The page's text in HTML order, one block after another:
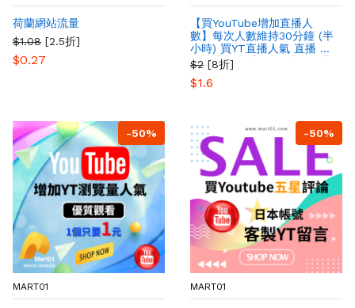
荷蘭網站流量
$1.08 [2.5折]
$0.27
【買YouTube增加直播人
數】每次人數維持30分鐘 (半
小時) 買YT直播人氣 直播 最
多人購買 提高YT影片粉絲曝
光量
$2 [8折]
$1.6
-50%
MART01
-50%
MART01